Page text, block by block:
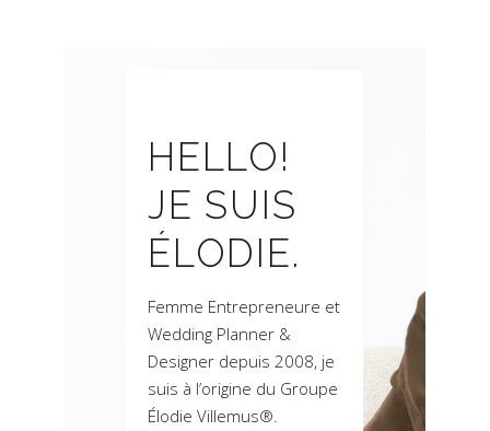
HELLO!
JE SUIS
ÉLODIE.
Femme Entrepreneure et
Wedding Planner &
Designer depuis 2008, je
suis à l’origine du Groupe
Élodie Villemus®.